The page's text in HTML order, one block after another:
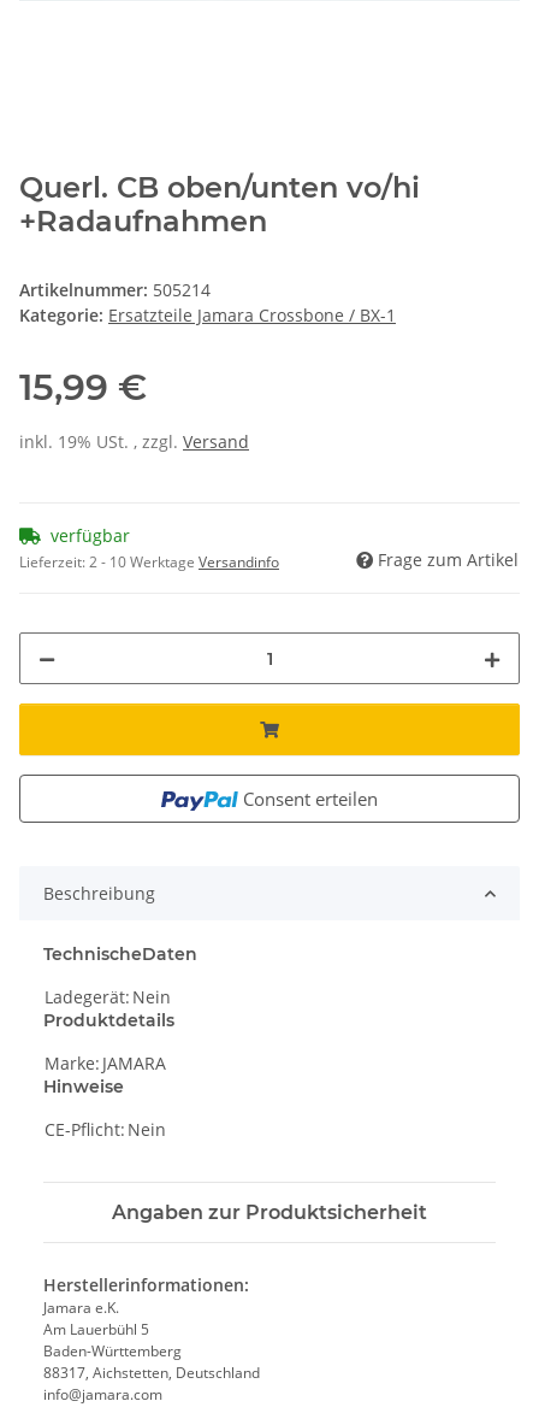
Querl. CB oben/unten vo/hi
+Radaufnahmen
Artikelnummer: 505214
Kategorie: Ersatzteile Jamara Crossbone / BX-1
15,99 €
inkl. 19% USt. , zzgl. Versand
verfügbar
Lieferzeit:2 - 10 Werktage Versandinfo Frage zum Artikel
Consent erteilen
Beschreibung
TechnischeDaten
Ladegerät: Nein
Produktdetails
Marke: JAMARA
Hinweise
CE-Pflicht: Nein
Angaben zur Produktsicherheit
Herstellerinformationen:
Jamara e.K.
Am Lauerbühl 5
Baden-Württemberg
88317, Aichstetten, Deutschland
info@jamara.com